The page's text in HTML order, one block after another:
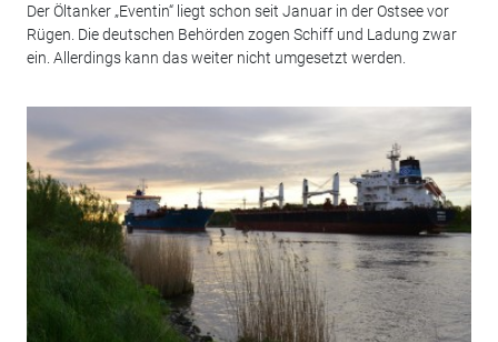
Der Öltanker „Eventin“ liegt schon seit Januar in der Ostsee vor
Rügen. Die deutschen Behörden zogen Schiff und Ladung zwar
ein. Allerdings kann das weiter nicht umgesetzt werden.